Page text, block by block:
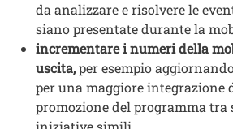
da analizzare e risolvere le
siano presentate durante la
incrementare i numeri della
uscita,per esempio
per una maggiore integrazione
promozione del programma tra